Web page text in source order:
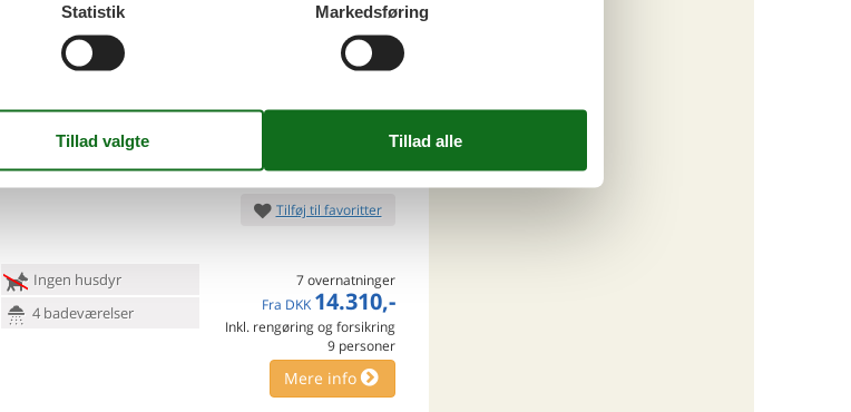
1 husdyr
1 badeværelse
7 overnatninger
4.358,-
Mere info
Ingen husdyr
4 badeværelser
Tilføj til favoritter
7 overnatninger
Fra DKK 14.310,-
Inkl. rengøring og forsikring
9 personer
Mere info
Statistik Markedsføring